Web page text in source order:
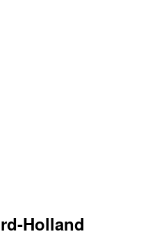
Holland